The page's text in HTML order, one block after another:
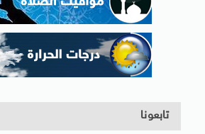
تابعونا